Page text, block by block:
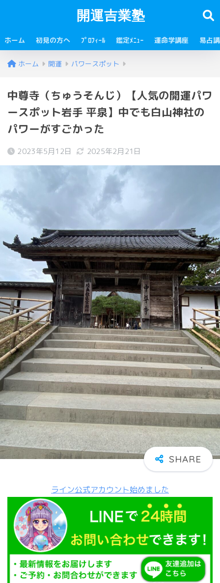
開運吉業塾
ホーム 初見の方へ ﾌﾟﾛﾌｨｰﾙ 鑑定ﾒﾆｭｰ 運命学講座 易占
ホーム 開運 パワースポット
中尊寺（ちゅうそんじ）【人気の開運パワ
ースポット岩手 平泉】中でも白山神社の
パワーがすごかった
2023年5月12日 2025年2月21日
ライン公式アカウント始めました